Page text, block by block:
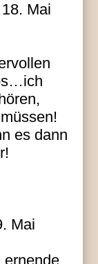
Mai
es dann
Mai